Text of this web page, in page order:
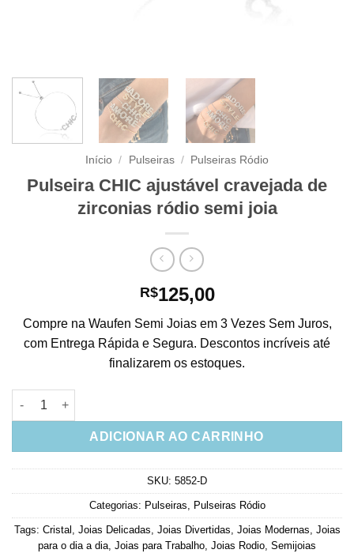
Início / Pulseiras / Pulseiras Ródio
Pulseira CHIC ajustável cravejada de
zirconias ródio semi joia
R$125,00
Compre na Waufen Semi Joias em 3 Vezes Sem Juros,
com Entrega Rápida e Segura. Descontos incríveis até
finalizarem os estoques.
Pulseira CHIC ajustável cravejada de zirconias ródio semi joia
ADICIONAR AO CARRINHO
SKU: 5852-D
Categorias: Pulseiras Pulseiras Ródio
Tags: Cristal Joias Delicadas Joias Divertidas Joias Modernas Joias
para o dia a dia Joias para Trabalho Joias Rodio Semijoias